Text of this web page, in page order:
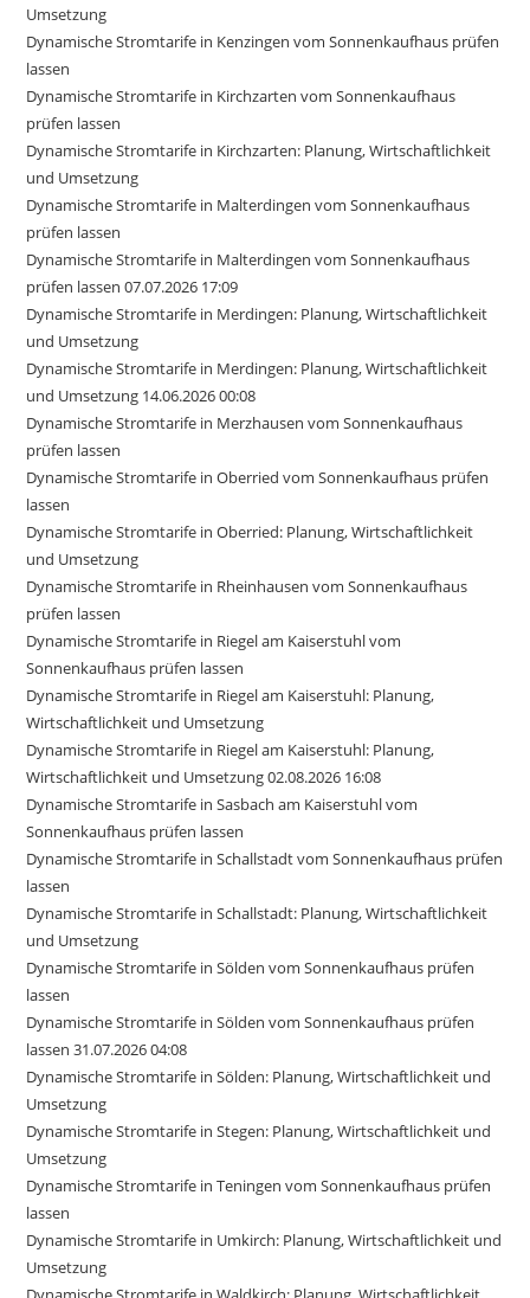
Umsetzung
Dynamische Stromtarife in Kenzingen vom Sonnenkaufhaus prüfen
lassen
Dynamische Stromtarife in Kirchzarten vom Sonnenkaufhaus
prüfen lassen
Dynamische Stromtarife in Kirchzarten: Planung, Wirtschaftlichkeit
und Umsetzung
Dynamische Stromtarife in Malterdingen vom Sonnenkaufhaus
prüfen lassen
Dynamische Stromtarife in Malterdingen vom Sonnenkaufhaus
prüfen lassen 07.07.2026 17:09
Dynamische Stromtarife in Merdingen: Planung, Wirtschaftlichkeit
und Umsetzung
Dynamische Stromtarife in Merdingen: Planung, Wirtschaftlichkeit
und Umsetzung 14.06.2026 00:08
Dynamische Stromtarife in Merzhausen vom Sonnenkaufhaus
prüfen lassen
Dynamische Stromtarife in Oberried vom Sonnenkaufhaus prüfen
lassen
Dynamische Stromtarife in Oberried: Planung, Wirtschaftlichkeit
und Umsetzung
Dynamische Stromtarife in Rheinhausen vom Sonnenkaufhaus
prüfen lassen
Dynamische Stromtarife in Riegel am Kaiserstuhl vom
Sonnenkaufhaus prüfen lassen
Dynamische Stromtarife in Riegel am Kaiserstuhl: Planung,
Wirtschaftlichkeit und Umsetzung
Dynamische Stromtarife in Riegel am Kaiserstuhl: Planung,
Wirtschaftlichkeit und Umsetzung 02.08.2026 16:08
Dynamische Stromtarife in Sasbach am Kaiserstuhl vom
Sonnenkaufhaus prüfen lassen
Dynamische Stromtarife in Schallstadt vom Sonnenkaufhaus prüfen
lassen
Dynamische Stromtarife in Schallstadt: Planung, Wirtschaftlichkeit
und Umsetzung
Dynamische Stromtarife in Sölden vom Sonnenkaufhaus prüfen
lassen
Dynamische Stromtarife in Sölden vom Sonnenkaufhaus prüfen
lassen 31.07.2026 04:08
Dynamische Stromtarife in Sölden: Planung, Wirtschaftlichkeit und
Umsetzung
Dynamische Stromtarife in Stegen: Planung, Wirtschaftlichkeit und
Umsetzung
Dynamische Stromtarife in Teningen vom Sonnenkaufhaus prüfen
lassen
Dynamische Stromtarife in Umkirch: Planung, Wirtschaftlichkeit und
Umsetzung